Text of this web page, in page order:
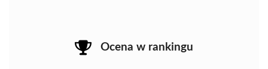
Ocena w rankingu